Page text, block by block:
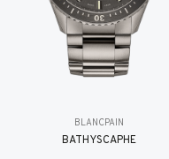
BLANCPAIN
BATHYSCAPHE